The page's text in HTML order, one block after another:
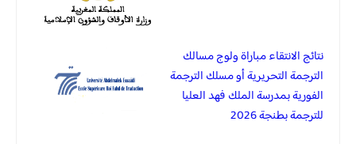
نتائج الانتقاء مباراة ولوج مسالك
الترجمة التحريرية أو مسلك الترجمة
الفورية بمدرسة الملك فهد العليا
للترجمة بطنجة 2026